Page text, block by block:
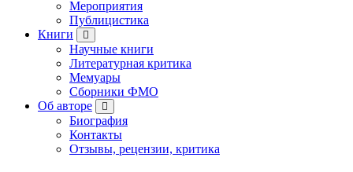
Мероприятия
Публицистика
Книги
Научные книги
Литературная критика
Мемуары
Сборники ФМО
Об авторе
Биография
Контакты
Отзывы, рецензии, критика